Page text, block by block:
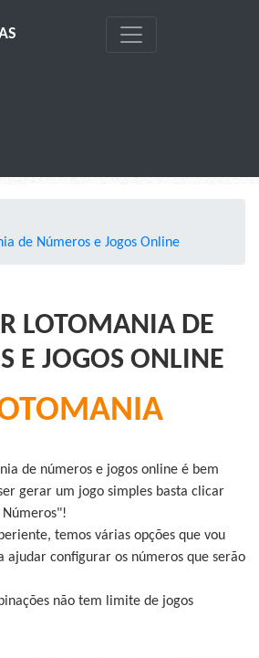
de Números e Jogos Online
LOTOMANIA DE
E JOGOS ONLINE
de números e jogos online é bem
gerar um jogo simples basta clicar
temos várias opções que vou
ajudar configurar os números que serão
não tem limite de jogos